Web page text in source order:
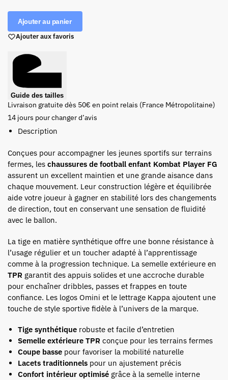
Ajouter au panier
Ajouter aux favoris
Guide des tailles
Livraison gratuite dès 50€ en point relais (France Métropolitaine)
14 jours pour changer d’avis
Description
Conçues pour accompagner les jeunes sportifs sur terrains
fermes, les chaussures de football enfant Kombat Player FG
assurent un excellent maintien et une grande aisance dans
chaque mouvement. Leur construction légère et équilibrée
aide votre joueur à gagner en stabilité lors des changements
de direction, tout en conservant une sensation de fluidité
avec le ballon.
La tige en matière synthétique offre une bonne résistance à
l’usage régulier et un toucher adapté à l’apprentissage
comme à la progression technique. La semelle extérieure en
TPR garantit des appuis solides et une accroche durable
pour enchaîner dribbles, passes et frappes en toute
confiance. Les logos Omini et le lettrage Kappa ajoutent une
touche de style sportive fidèle à l’univers de la marque.
Tige synthétique robuste et facile d’entretien
Semelle extérieure TPR conçue pour les terrains fermes
Coupe basse pour favoriser la mobilité naturelle
Lacets traditionnels pour un ajustement précis
Confort intérieur optimisé grâce à la semelle interne